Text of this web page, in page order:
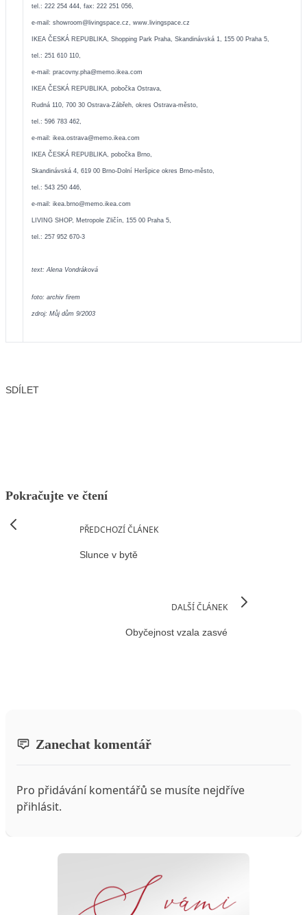
tel.: 222 254 444, fax: 222 251 056,
e-mail: showroom@livingspace.cz www.livingspace.cz
IKEA ČESKÁ REPUBLIKA, Shopping Park Praha, Skandinávská 1, 155 00 Praha 5,
tel.: 251 610 110,
e-mail: pracovny.pha@memo.ikea.com
IKEA ČESKÁ REPUBLIKA, pobočka Ostrava,
Rudná 110, 700 30 Ostrava-Zábřeh, okres Ostrava-město,
tel.: 596 783 462,
e-mail: ikea.ostrava@memo.ikea.com
IKEA ČESKÁ REPUBLIKA, pobočka Brno,
Skandinávská 4, 619 00 Brno-Dolní Heršpice okres Brno-město,
tel.: 543 250 446,
e-mail: ikea.brno@memo.ikea.com
LIVING SHOP, Metropole Zličín, 155 00 Praha 5,
tel.: 257 952 670-3
text: Alena Vondráková
foto: archiv firem
zdroj: Můj dům 9/2003
SDÍLET
Pokračujte ve čtení
PŘEDCHOZÍ ČLÁNEK
Slunce v bytě
DALŠÍ ČLÁNEK
Obyčejnost vzala zasvé
Zanechat komentář
Pro přidávání komentářů se musíte nejdříve
přihlásit.